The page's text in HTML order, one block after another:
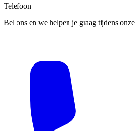
Telefoon
Bel ons en we helpen je graag tijdens onze